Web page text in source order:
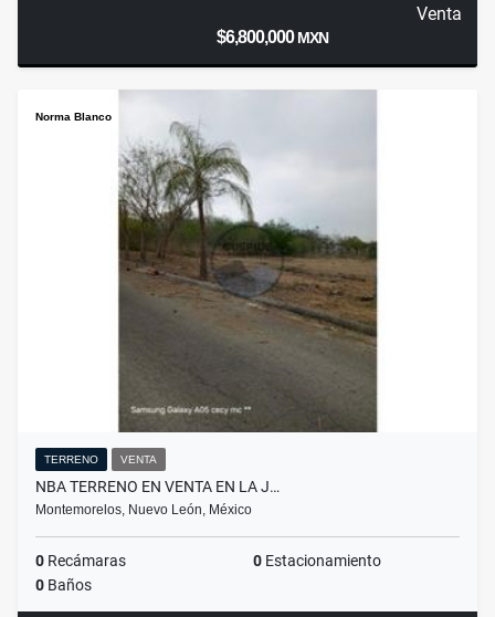
Venta
$6,800,000MXN
Norma Blanco
TERRENO VENTA
NBA TERRENO EN VENTA EN LA J…
Montemorelos, Nuevo León, México
0 Recámaras 0 Estacionamiento
0 Baños